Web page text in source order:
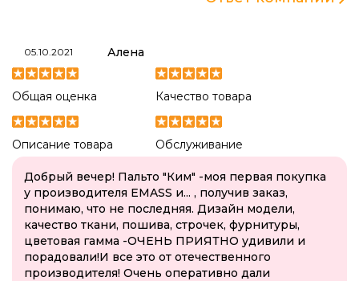
05.10.2021 Алена
Общая оценка Качество товара
Описание товара Обслуживание
Добрый вечер! Пальто "Ким" -моя первая покупка
у производителя EMASS и... , получив заказ,
понимаю, что не последняя. Дизайн модели,
качество ткани, пошива, строчек, фурнитуры,
цветовая гамма -ОЧЕНЬ ПРИЯТНО удивили и
порадовали!И все это от отечественного
производителя! Очень оперативно дали